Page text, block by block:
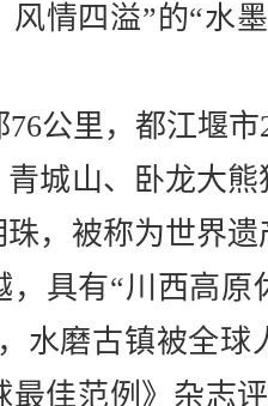
风情四溢”的“水
公里，都江堰市
城山、卧龙大
，被称为世界
，具有“川西高原
水磨古镇被全
最佳范例》杂志